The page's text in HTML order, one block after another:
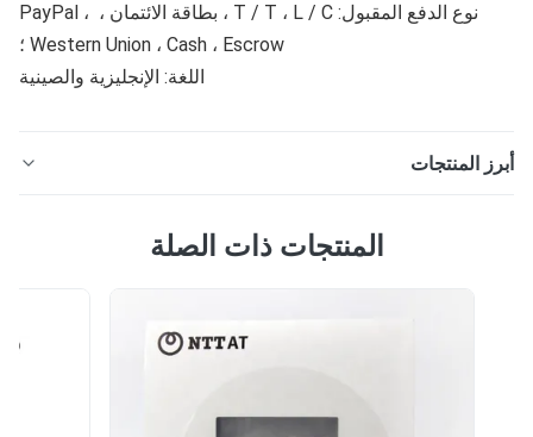
نوع الدفع المقبول: T / T ، L / C ، بطاقة الائتمان ، PayPal ،
Western Union ، Cash ، Escrow ؛
اللغة: الإنجليزية والصينية
المنتجات
>من السهل تغيير الرقصات ، بسيطة ومرنة في التشغيل ؛ >
المنتجات ذات الصلة